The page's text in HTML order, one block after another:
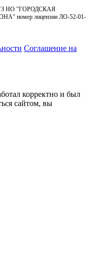
НО "ГОРОДСКАЯ
лицензии ЛО-52-01-
Соглашение на
корректно и был
сайтом, вы